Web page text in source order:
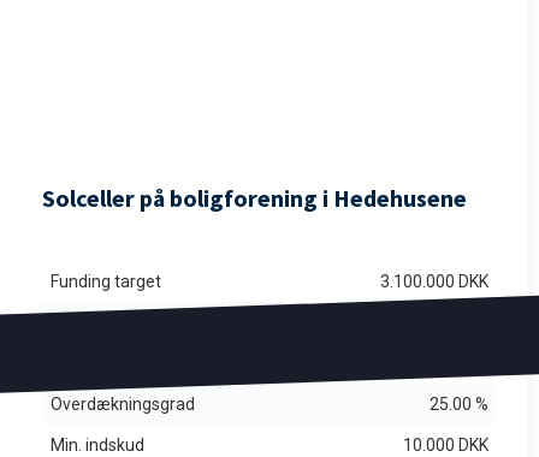
Solceller på boligforening i Hedehusene
Funding target 3.100.000 DKK
Overdækningsgrad 25.00 %
Min. indskud 10.000 DKK